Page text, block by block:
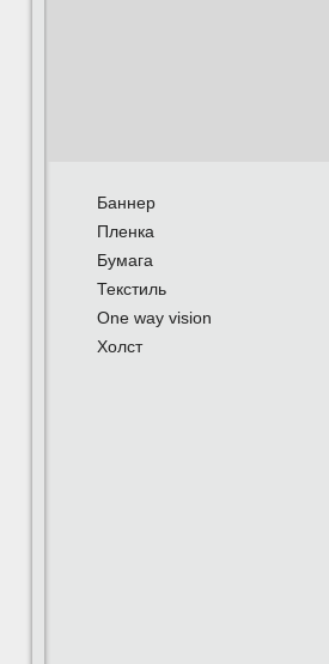
Баннер
Пленка
Бумага
Текстиль
One way vision
Холст